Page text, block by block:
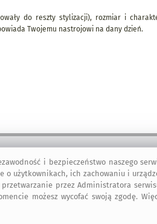
do reszty stylizacji), rozmiar i
Twojemu nastrojowi na dany dzień.
i bezpieczeństwo naszego
o użytkownikach, ich zachowaniu i
przez Administratora
możesz wycofać swoją zgodę.
Madam na
Instagram
art-Madam na
Pinterest